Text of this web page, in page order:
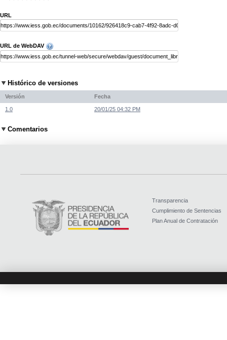
URL
URL de WebDAV
Histórico de versiones
Versión Fecha
1.0 20/01/25 04:32 PM
Comentarios
Transparencia
Cumplimiento de Sentencias
Plan Anual de Contratación